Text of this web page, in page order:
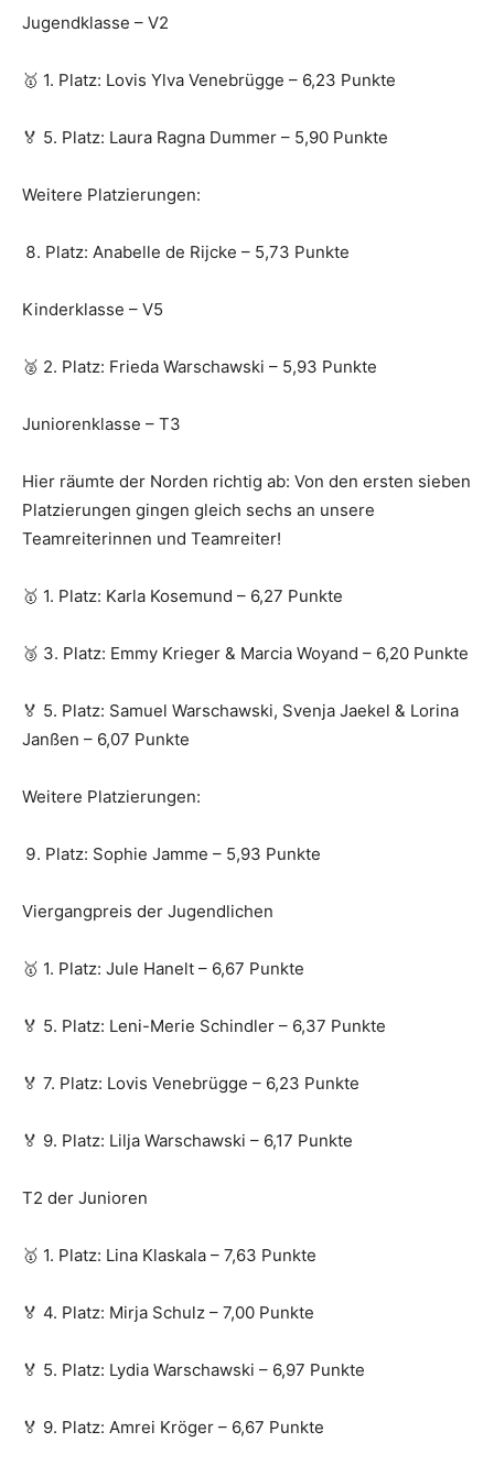
Jugendklasse – V2
🥇 1. Platz: Lovis Ylva Venebrügge – 6,23 Punkte
🏅 5. Platz: Laura Ragna Dummer – 5,90 Punkte
Weitere Platzierungen:
Platz: Anabelle de Rijcke – 5,73 Punkte
Kinderklasse – V5
🥈 2. Platz: Frieda Warschawski – 5,93 Punkte
Juniorenklasse – T3
Hier räumte der Norden richtig ab: Von den ersten sieben
Platzierungen gingen gleich sechs an unsere
Teamreiterinnen und Teamreiter!
🥇 1. Platz: Karla Kosemund – 6,27 Punkte
🥉 3. Platz: Emmy Krieger & Marcia Woyand – 6,20 Punkte
🏅 5. Platz: Samuel Warschawski, Svenja Jaekel & Lorina
Janßen – 6,07 Punkte
Weitere Platzierungen:
Platz: Sophie Jamme – 5,93 Punkte
Viergangpreis der Jugendlichen
🥇 1. Platz: Jule Hanelt – 6,67 Punkte
🏅 5. Platz: Leni-Merie Schindler – 6,37 Punkte
🏅 7. Platz: Lovis Venebrügge – 6,23 Punkte
🏅 9. Platz: Lilja Warschawski – 6,17 Punkte
T2 der Junioren
🥇 1. Platz: Lina Klaskala – 7,63 Punkte
🏅 4. Platz: Mirja Schulz – 7,00 Punkte
🏅 5. Platz: Lydia Warschawski – 6,97 Punkte
🏅 9. Platz: Amrei Kröger – 6,67 Punkte